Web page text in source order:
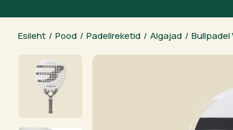
Esileht / Pood / Padelireketid / Algajad / Bullpadel